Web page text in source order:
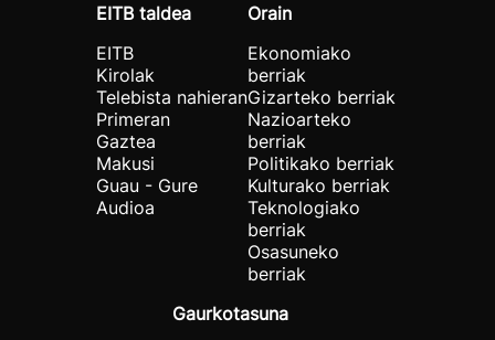
EITB taldea
EITB
Kirolak
Telebista nahieran
Primeran
Gaztea
Makusi
Guau - Gure
Audioa
Orain
Ekonomiako
berriak
Gizarteko berriak
Nazioarteko
berriak
Politikako berriak
Kulturako berriak
Teknologiako
berriak
Osasuneko
berriak
Gaurkotasuna